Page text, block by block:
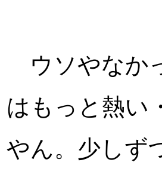
ウソやなか
はもっと熱い
やん。少しず